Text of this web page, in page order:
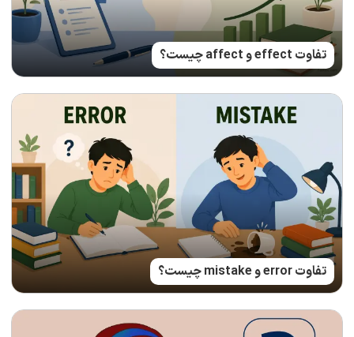
تفاوت effect و affect چیست؟
تفاوت error و mistake چیست؟